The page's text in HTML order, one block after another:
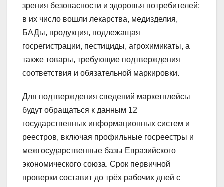
зрения безопасности и здоровья потребителей:
в их число вошли лекарства, медизделия,
БАДы, продукция, подлежащая
госрегистрации, пестициды, агрохимикаты, а
также товары, требующие подтверждения
соответствия и обязательной маркировки.
Для подтверждения сведений маркетплейсы
будут обращаться к данным 12
государственных информационных систем и
реестров, включая профильные госреестры и
межгосударственные базы Евразийского
экономического союза. Срок первичной
проверки составит до трёх рабочих дней с